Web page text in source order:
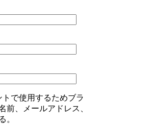
トで使用するためブラ
前、メールアドレス、
。